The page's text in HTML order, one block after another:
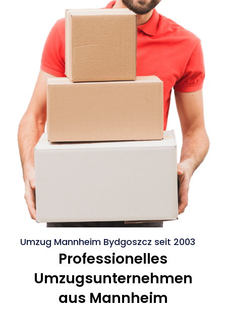
Umzug Mannheim Bydgoszcz seit 2003
Professionelles
Umzugsunternehmen
aus Mannheim